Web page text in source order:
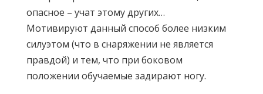
опасное – учат этому других…
Мотивируют данный способ более низким
силуэтом (что в снаряжении не является
правдой) и тем, что при боковом
положении обучаемые задирают ногу.